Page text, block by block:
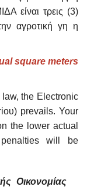
είναι τρεις (3)
αγροτική γη η
square meters
the Electronic
prevails. Your
the lower actual
will be
Οικονομίας